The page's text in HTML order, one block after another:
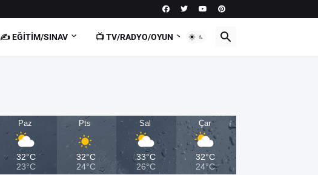
✍️ EĞITIM/SINAV 📺 TV/RADYO/OYUN
Paz
32°C
23°C
Pts
32°C
24°C
Sal
33°C
26°C
Çar
32°C
24°C